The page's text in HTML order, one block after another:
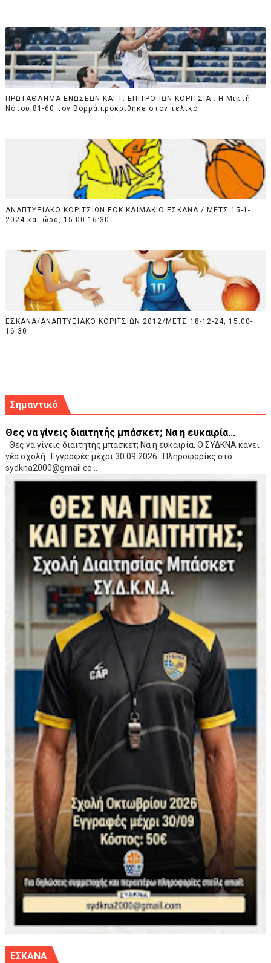
ΠΡΩΤΑΘΛΗΜΑ ΕΝΩΣΕΩΝ ΚΑΙ Τ. ΕΠΙΤΡΟΠΩΝ ΚΟΡΙΤΣΙΑ : Η Μικτή
Νότου 81-60 τον Βορρά προκρίθηκε στον τελικό
ΑΝΑΠΤΥΞΙΑΚΟ ΚΟΡΙΤΣΙΩΝ ΕΟΚ ΚΛΙΜΑΚΙΟ ΕΣΚΑΝΑ / ΜΕΤΣ 15-1-
2024 και ώρα, 15:00-16:30
ΕΣΚΑΝΑ/ΑΝΑΠΤΥΞIΑΚΟ ΚΟΡΙΤΣΙΩΝ 2012/ΜΕΤΣ 18-12-24, 15:00-
16:30
Σημαντικό
Θες να γίνεις διαιτητής μπάσκετ; Να η ευκαιρία...
Θες να γίνεις διαιτητής μπάσκετ; Να η ευκαιρία. Ο ΣΥΔΚΝΑ κάνει
νέα σχολή . Εγγραφές μέχρι 30.09.2026 . Πληροφορίες στο
sydkna2000@gmail.co...
ΕΣΚΑΝΑ